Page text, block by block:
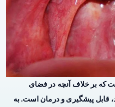
که بر خلاف آنچه در فضای
پیشگیری و درمان است. به